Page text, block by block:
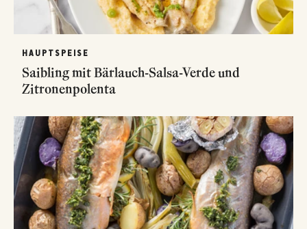
HAUPTSPEISE
Saibling mit Bärlauch-Salsa-Verde und
Zitronenpolenta